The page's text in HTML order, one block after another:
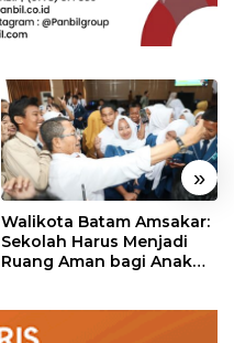
»
Walikota Batam Amsakar:
Sekolah Harus Menjadi
Ruang Aman bagi Anak